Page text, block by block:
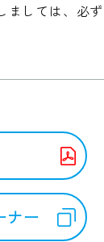
ましては、必ず
ナー